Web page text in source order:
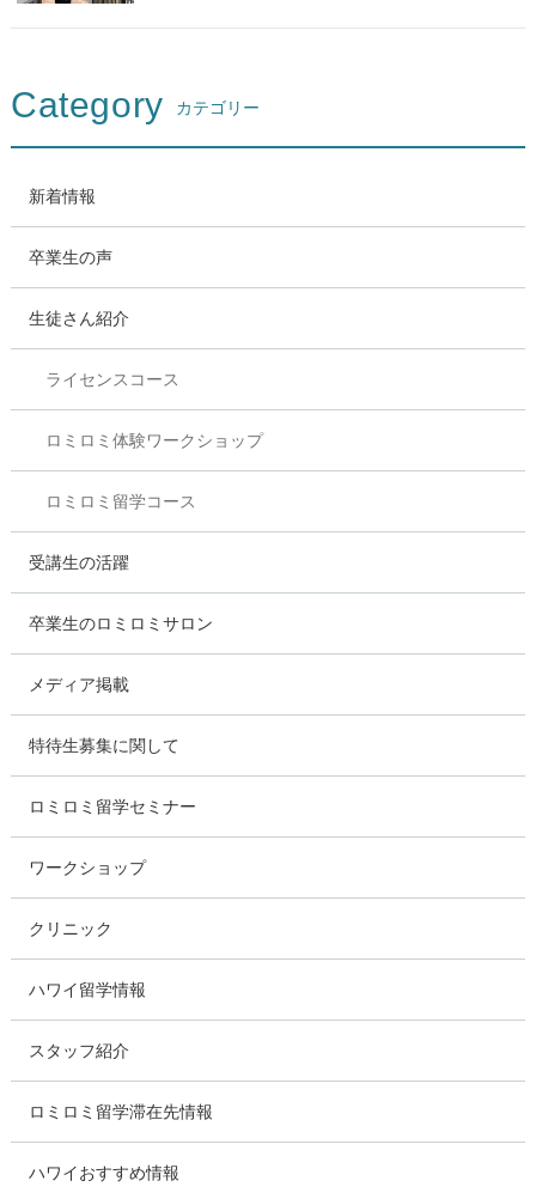
Category カテゴリー
新着情報
卒業生の声
生徒さん紹介
ライセンスコース
ロミロミ体験ワークショップ
ロミロミ留学コース
受講生の活躍
卒業生のロミロミサロン
メディア掲載
特待生募集に関して
ロミロミ留学セミナー
ワークショップ
クリニック
ハワイ留学情報
スタッフ紹介
ロミロミ留学滞在先情報
ハワイおすすめ情報